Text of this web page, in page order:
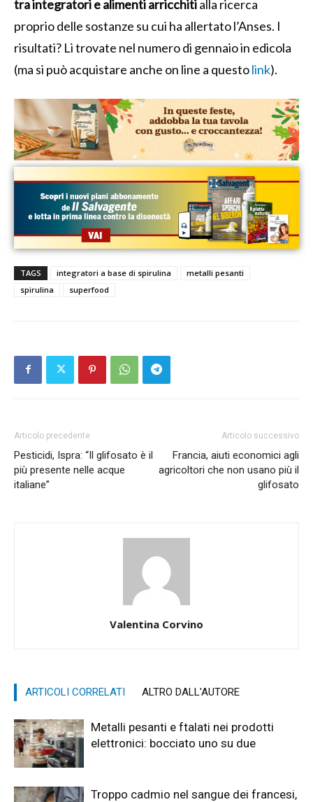
tra integratori e alimenti arricchitialla ricerca
proprio delle sostanze su cui ha allertato l’Anses. I
risultati? Li trovate nel numero di gennaio in edicola
(ma si può acquistare anche on line a questolink).
TAGS integratori a base di spirulina
metalli pesanti
spirulina
superfood
Articolo precedente
Pesticidi, Ispra: “Il glifosato è il
più presente nelle acque
italiane”
Articolo successivo
Francia, aiuti economici agli
agricoltori che non usano più il
glifosato
Valentina Corvino
ARTICOLI CORRELATI ALTRO DALL'AUTORE
Metalli pesanti e ftalati nei prodotti
elettronici: bocciato uno su due
Troppo cadmio nel sangue dei francesi,